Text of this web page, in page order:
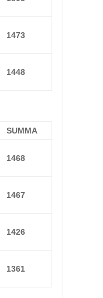
1473
1448
SUMMA
1468
1467
1426
1361